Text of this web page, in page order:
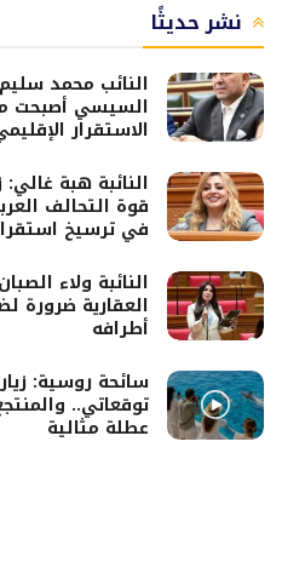
نشر حديثًا
النائب محمد
السيسي أصبحت
الاستقرار
النائبة هبة
قوة التحالف
في ترسيخ
النائبة ولاء
العقارية
أطرافه
سائحة روسية:
توقعاتي..
عطلة مثالية